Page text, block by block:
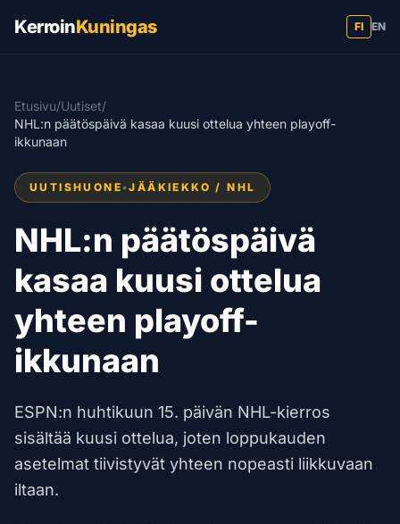
KerroinKuningas FI EN
Etusivu/Uutiset/
NHL:n päätöspäivä kasaa kuusi ottelua yhteen playoff-
ikkunaan
UUTISHUONE •JÄÄKIEKKO / NHL
NHL:n päätöspäivä
kasaa kuusi ottelua
yhteen playoff-
ikkunaan
ESPN:n huhtikuun 15. päivän NHL-kierros
sisältää kuusi ottelua, joten loppukauden
asetelmat tiivistyvät yhteen nopeasti liikkuvaan
iltaan.